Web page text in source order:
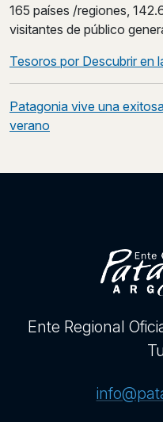
165 países /regiones,
visitantes de público
Post
navigation
Tesoros por Descubrir en
Patagonia vive una
verano
Ente Regional